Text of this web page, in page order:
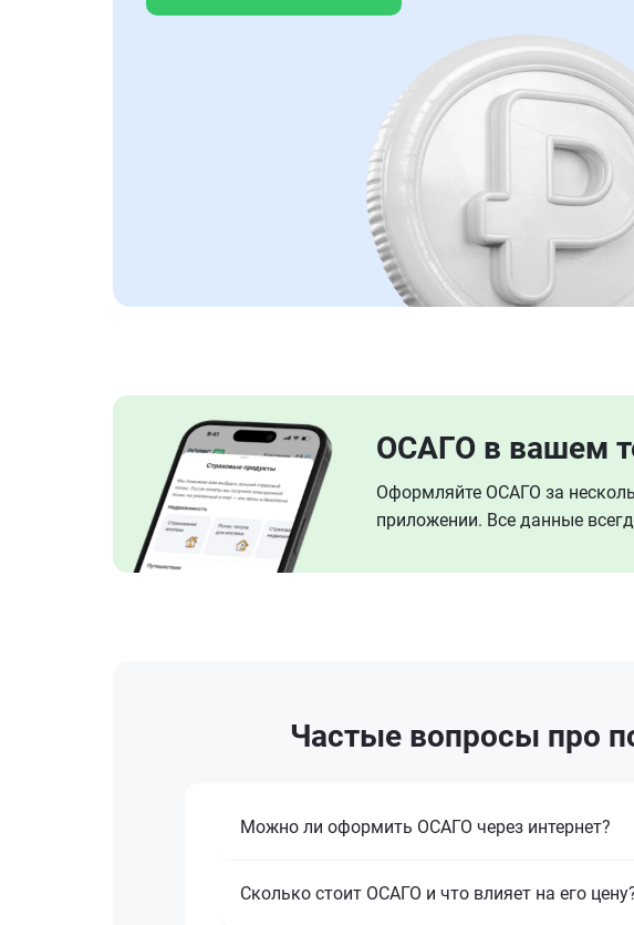
ОСАГО в вашем
Оформляйте ОСАГО за
приложении. Все данные
Частые вопросы про
Можно ли оформить ОСАГО через интернет?
Сколько стоит ОСАГО и что влияет на его